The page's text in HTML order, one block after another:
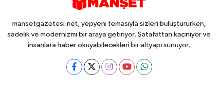
mansetgazetesi.net, yepyeni temasıyla sizleri buluştururken,
sadelik ve modernizmi bir araya getiriyor. Şatafattan kaçınıyor ve
insanlara haber okuyabilecekleri bir altyapı sunuyor.